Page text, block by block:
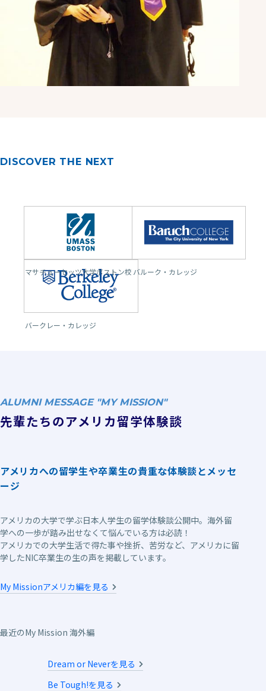
DISCOVER THE NEXT
マサチューセッツ大学ボストン校 バルーク・カレッジ
バークレー・カレッジ
ALUMNI MESSAGE "MY MISSION"
先輩たちのアメリカ留学体験談
アメリカへの留学生や卒業生の貴重な体験談とメッセ
ージ
アメリカの大学で学ぶ日本人学生の留学体験談公開中。海外留
学への一歩が踏み出せなくて悩んでいる方は必読！
アメリカでの大学生活で得た事や挫折、苦労など、アメリカに留
学したNIC卒業生の生の声を掲載しています。
My Missionアメリカ編を見る
最近のMy Mission 海外編
Dream or Neverを見る
Be Tough!を見る